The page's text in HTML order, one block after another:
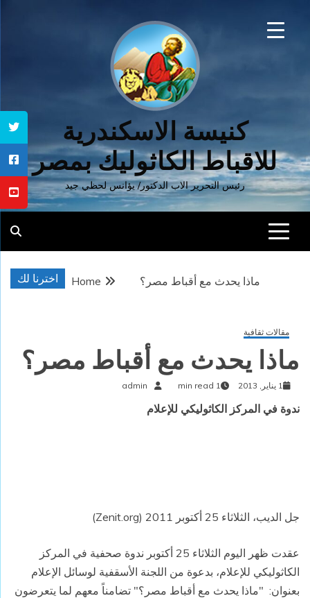
كنيسة الاسكندرية
للاقباط الكاثوليك بمصر
رئيس التحرير الاب الدكتور/ يؤانس لحظي جيد
اخترنا لك Home ماذا يحدث مع أقباط مصر؟
مقالات ثقافية
ماذا يحدث مع أقباط مصر؟
1 يناير, 2013 1 min read
admin
ندوة في المركز الكاثوليكي للإعلام
جل الديب، الثلاثاء 25 أكتوبر 2011 (Zenit.org)
عقدت ظهر اليوم الثلاثاء 25 أكتوبر ندوة صحفية في المركز
الكاثوليكي للإعلام، بدعوة من اللجنة الأسقفية لوسائل الإعلام
بعنوان: "ماذا يحدث مع أقباط مصر؟" تضامناً معهم لما يتعرضون